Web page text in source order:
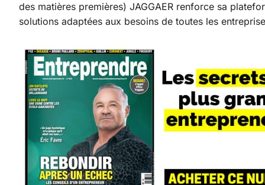
des matières premières) JAGGAER renforce sa
solutions adaptées aux besoins de toutes les